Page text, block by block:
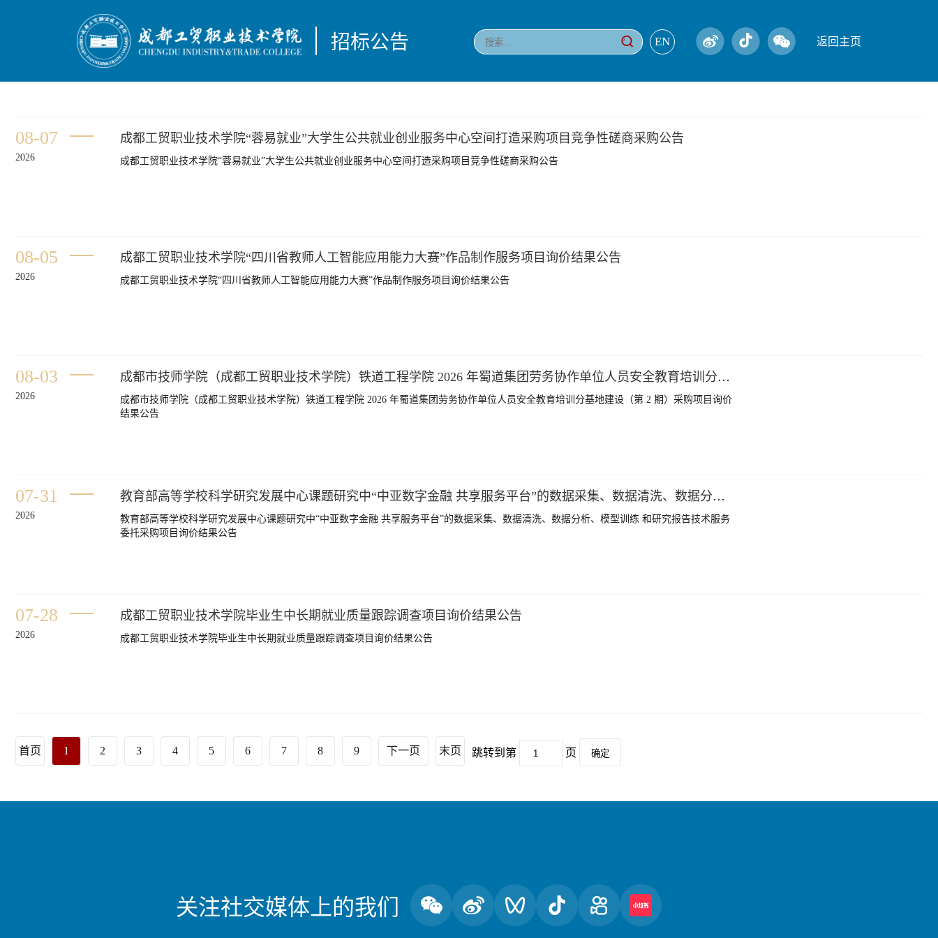
招标公告 EN 返回主页
08-07
2026
成都工贸职业技术学院“蓉易就业”大学生公共就业创业服务中心空间打造采购项目竞争性磋商采购公告
成都工贸职业技术学院“蓉易就业”大学生公共就业创业服务中心空间打造采购项目竞争性磋商采购公告
08-05
2026
成都工贸职业技术学院“四川省教师人工智能应用能力大赛”作品制作服务项目询价结果公告
成都工贸职业技术学院“四川省教师人工智能应用能力大赛”作品制作服务项目询价结果公告
08-03
2026
成都市技师学院（成都工贸职业技术学院）铁道工程学院 2026 年蜀道集团劳务协作单位人员安全教育培训分基地建设（第 2 期）采购项目询价结果公告
成都市技师学院（成都工贸职业技术学院）铁道工程学院 2026 年蜀道集团劳务协作单位人员安全教育培训分基地建设（第 2 期）采购项目询价
结果公告
07-31
2026
教育部高等学校科学研究发展中心课题研究中“中亚数字金融 共享服务平台”的数据采集、数据清洗、数据分析、模型训练 和研究报告技术服务委托采购项目询价结果公告
教育部高等学校科学研究发展中心课题研究中“中亚数字金融 共享服务平台”的数据采集、数据清洗、数据分析、模型训练 和研究报告技术服务
委托采购项目询价结果公告
07-28
2026
成都工贸职业技术学院毕业生中长期就业质量跟踪调查项目询价结果公告
成都工贸职业技术学院毕业生中长期就业质量跟踪调查项目询价结果公告
首页 1 2 3 4 5 6 7 8 9 下一页 末页 跳转到第 页 确定
关注社交媒体上的我们